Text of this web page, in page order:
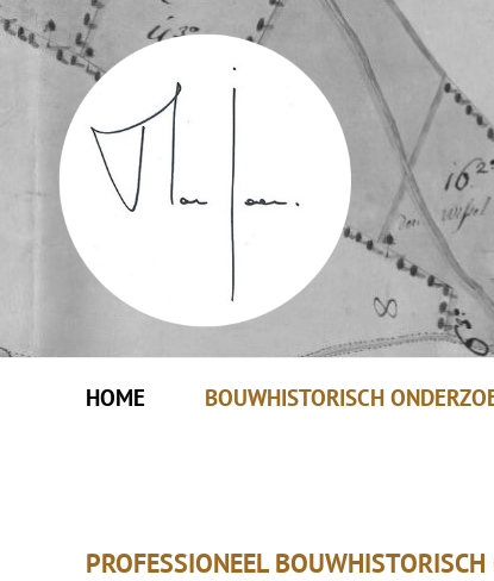
HOME BOUWHISTORISCH
PROFESSIONEEL